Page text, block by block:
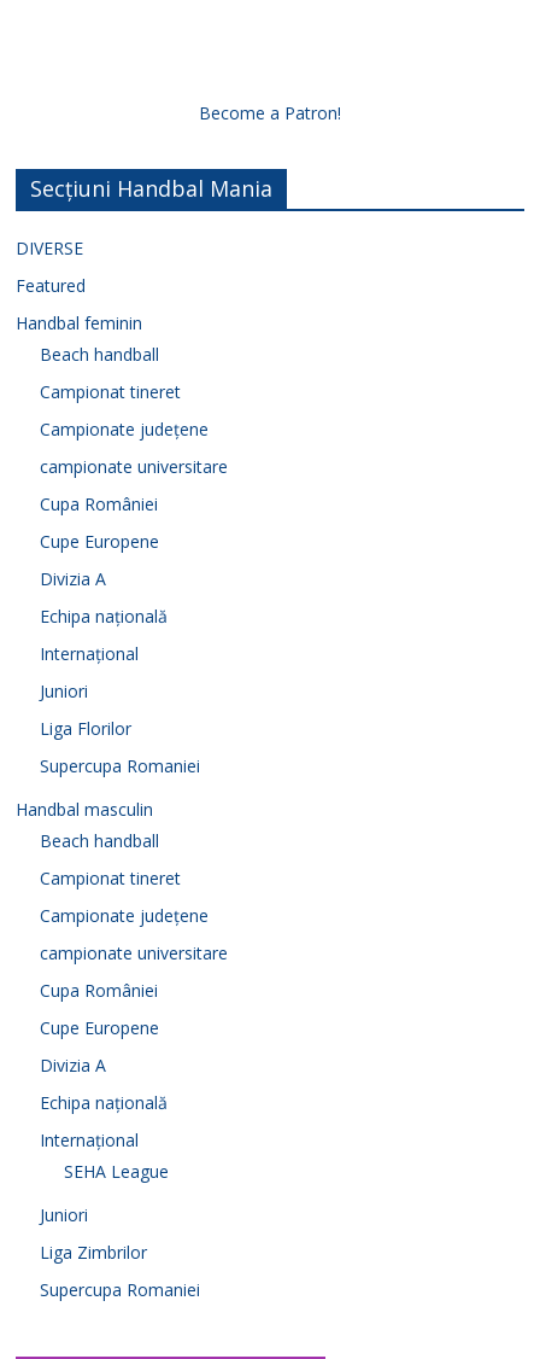
Become a Patron!
Secțiuni Handbal Mania
DIVERSE
Featured
Handbal feminin
Beach handball
Campionat tineret
Campionate județene
campionate universitare
Cupa României
Cupe Europene
Divizia A
Echipa națională
Internațional
Juniori
Liga Florilor
Supercupa Romaniei
Handbal masculin
Beach handball
Campionat tineret
Campionate județene
campionate universitare
Cupa României
Cupe Europene
Divizia A
Echipa națională
Internațional
SEHA League
Juniori
Liga Zimbrilor
Supercupa Romaniei